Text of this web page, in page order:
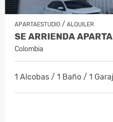
APARTAESTUDIO / ALQUILER
Colombia
1 Alcobas / 1 Baño / 1